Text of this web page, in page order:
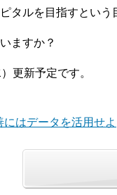
タルを目指すという
ますか？
更新予定です。
はデータを活用せよ